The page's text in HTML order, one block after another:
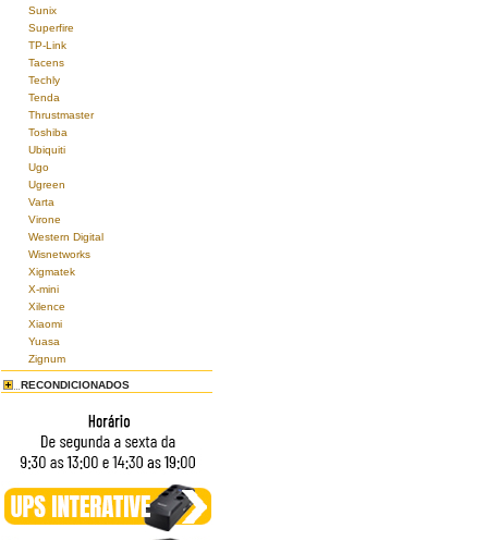
Sunix
Superfire
TP-Link
Tacens
Techly
Tenda
Thrustmaster
Toshiba
Ubiquiti
Ugo
Ugreen
Varta
Virone
Western Digital
Wisnetworks
Xigmatek
X-mini
Xilence
Xiaomi
Yuasa
Zignum
RECONDICIONADOS